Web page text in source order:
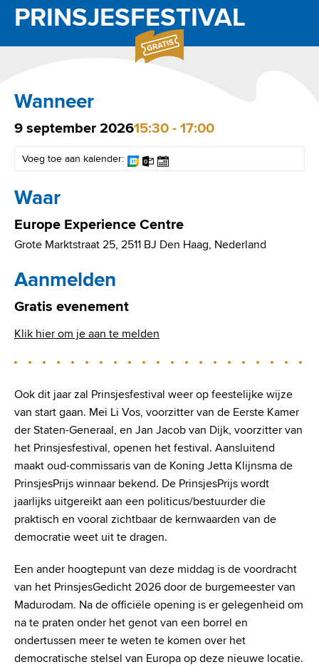
PRINSJESFESTIVAL
Wanneer
9september 202615:30 - 17:00
Voeg toe aan kalender:
Waar
Europe Experience Centre
Grote Marktstraat 25, 2511 BJ Den Haag, Nederland
Aanmelden
Gratis evenement
Klik hier om je aan te melden
Ook dit jaar zal Prinsjesfestival weer op feestelijke wijze
van start gaan. Mei Li Vos, voorzitter van de Eerste Kamer
der Staten-Generaal, en Jan Jacob van Dijk, voorzitter van
het Prinsjesfestival, openen het festival. Aansluitend
maakt oud-commissaris van de Koning Jetta Klijnsma de
PrinsjesPrijs winnaar bekend. De PrinsjesPrijs wordt
jaarlijks uitgereikt aan een politicus/bestuurder die
praktisch en vooral zichtbaar de kernwaarden van de
democratie weet uit te dragen.
Een ander hoogtepunt van deze middag is de voordracht
van het PrinsjesGedicht 2026 door de burgemeester van
Madurodam. Na de officiële opening is er gelegenheid om
na te praten onder het genot van een borrel en
ondertussen meer te weten te komen over het
democratische stelsel van Europa op deze nieuwe locatie.